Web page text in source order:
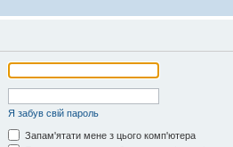
Я забув свій пароль
Запам'ятати мене з цього комп'ютера